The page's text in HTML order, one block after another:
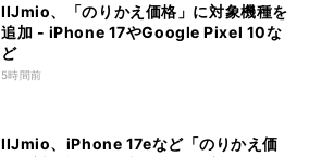
IIJmio、「のりかえ価格」に対象機種を
追加 - iPhone 17やGoogle Pixel 10な
ど
5時間前
IIJmio、iPhone 17eなど「のりかえ価